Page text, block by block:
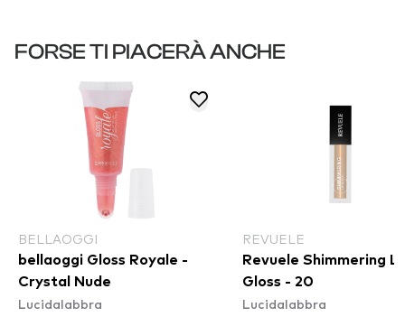
FORSE TI PIACERÀ ANCHE
BELLAOGGI
bellaoggi Gloss Royale -
Crystal Nude
Lucidalabbra
REVUELE
Revuele Shimmering
Gloss - 20
Lucidalabbra